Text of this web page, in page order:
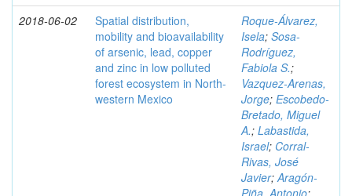
2018-06-02
Spatial distribution,
mobility and bioavailability
of arsenic, lead, copper
and zinc in low polluted
forest ecosystem in North-
western Mexico
Roque-Álvarez,
Isela; Sosa-
Rodríguez,
Fabiola S.;
Vazquez-Arenas,
Jorge; Escobedo-
Bretado, Miguel
A.; Labastida,
Israel; Corral-
Rivas, José
Javier;Aragón-
Piña, Antonio;